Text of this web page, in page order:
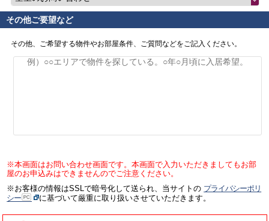
その他ご要望など
その他、ご希望する物件やお部屋条件、ご質問などをご記入ください。
※本画面はお問い合わせ画面です。本画面で入力いただきましてもお部
屋のお申込みはできませんのでご注意ください。
※お客様の情報はSSLで暗号化して送られ、当サイトの プライバシーポリ
シー
に基づいて厳重に取り扱いさせていただきます。